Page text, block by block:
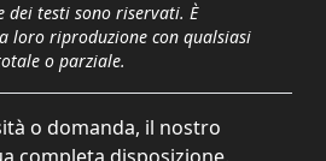
testi sono riservati. È
loro riproduzione con qualsiasi
o parziale.
o domanda, il nostro